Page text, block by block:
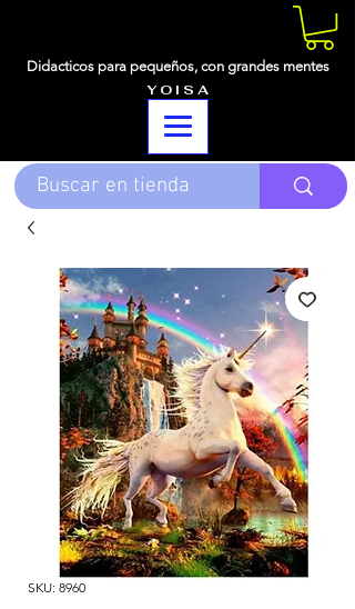
Didacticos para pequeños, con grandes mentes
Y O I S A
SKU: 8960